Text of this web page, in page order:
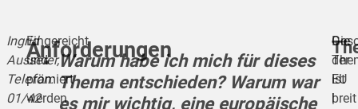
Ingrid
Ausserer,
Telefon:
01/42
Anforderungen
Eingereicht
und
prämiert
werden
Warum habe ich mich für dieses
Thema entschieden? Warum war
es mir wichtig, eine europäische
Die
ist
breit
der
EU
|